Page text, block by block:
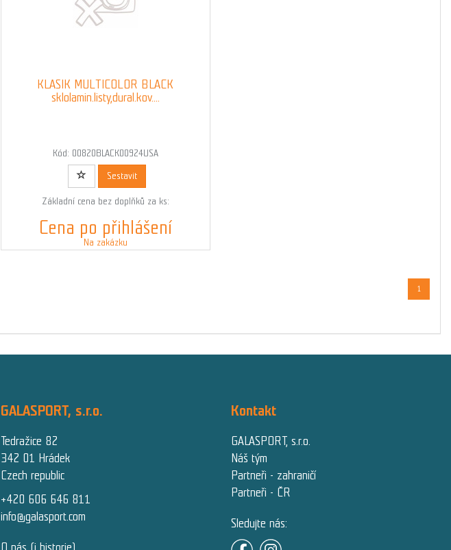
KLASIK MULTICOLOR BLACK
sklolamin.listy,dural.kov....
Kód: 00820BLACK00924USA
Sestavit
Základní cena bez doplňků za ks:
Cena po přihlášení
Na zakázku
1
GALASPORT, s.r.o.
Tedražice 82
342 01 Hrádek
Czech republic
+420 606 646 811
info@galasport.com
O nás (i historie)
Kontakt
GALASPORT, s.r.o.
Náš tým
Partneři - zahraničí
Partneři - ČR
Sledujte nás: